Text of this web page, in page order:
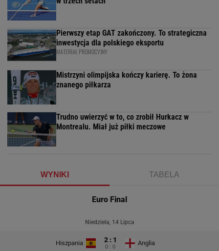
Pierwszy etap GAT zakończony. To strategiczna
inwestycja dla polskiego eksportu
MATERIAŁ PROMOCYJNY
Mistrzyni olimpijska kończy karierę. To żona
znanego piłkarza
Trudno uwierzyć w to, co zrobił Hurkacz w
Montrealu. Miał już piłki meczowe
WYNIKI TABELA
Euro Final
Niedziela, 14 Lipca
Hiszpania 2 : 1
0 : 0
Anglia